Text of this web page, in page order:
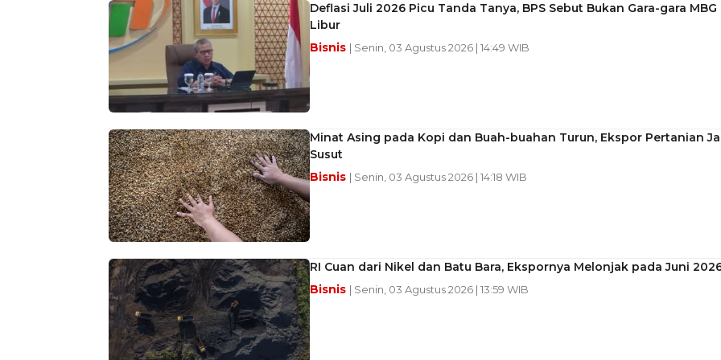
Deflasi Juli 2026 Picu Tanda Tanya, BPS Sebut Bukan Gara-gara MBG
Libur
Bisnis | Senin, 03 Agustus 2026 | 14:49 WIB
Minat Asing pada Kopi dan Buah-buahan Turun, Ekspor Pertanian
Susut
Bisnis | Senin, 03 Agustus 2026 | 14:18 WIB
RI Cuan dari Nikel dan Batu Bara, Ekspornya Melonjak pada Juni
Bisnis | Senin, 03 Agustus 2026 | 13:59 WIB